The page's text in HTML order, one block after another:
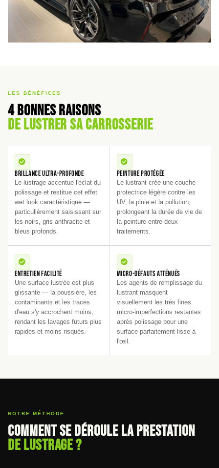
LES BÉNÉFICES
4 bonnes raisons
de lustrer sa carrosserie
Brillance ultra-profonde
Le lustrage accentue l'éclat du
polissage et restitue cet effet
wet look caractéristique —
particulièrement saisissant sur
les noirs, gris anthracite et
bleus profonds.
Peinture protégée
Le lustrant crée une couche
protectrice légère contre les
UV, la pluie et la pollution,
prolongeant la durée de vie de
la peinture entre deux
traitements.
Entretien facilité
Une surface lustrée est plus
glissante — la poussière, les
contaminants et les traces
d'eau s'y accrochent moins,
rendant les lavages futurs plus
rapides et moins risqués.
Micro-défauts atténués
Les agents de remplissage du
lustrant masquent
visuellement les très fines
micro-imperfections restantes
après polissage pour une
surface parfaitement lisse à
l'œil.
NOTRE MÉTHODE
Comment se déroule la prestation
de lustrage ?